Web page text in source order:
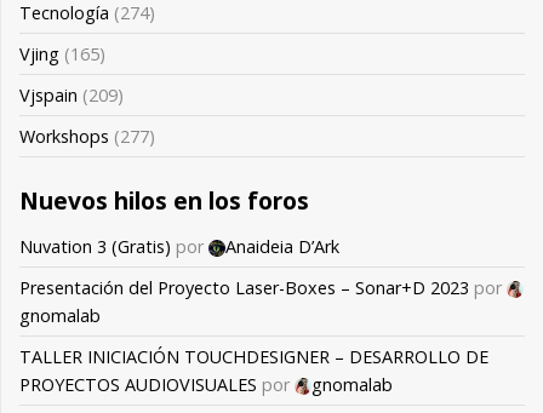
Tecnología (274)
Vjing (165)
Vjspain (209)
Workshops (277)
Nuevos hilos en los foros
Nuvation 3 (Gratis) por
Anaideia D’Ark
Presentación del Proyecto Laser-Boxes – Sonar+D 2023 por
gnomalab
TALLER INICIACIÓN TOUCHDESIGNER – DESARROLLO DE
PROYECTOS AUDIOVISUALES por
gnomalab